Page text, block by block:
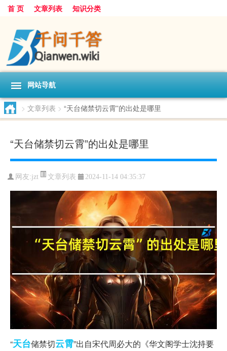
首 页 文章列表 知识分类
网站导航
> 文章列表 > “天台储禁切云霄”的出处是哪里
“天台储禁切云霄”的出处是哪里
网友:jzt 文章列表 2024-11-14 04:35:37
“天台储禁切云霄”出自宋代周必大的《华文阁学士沈持要